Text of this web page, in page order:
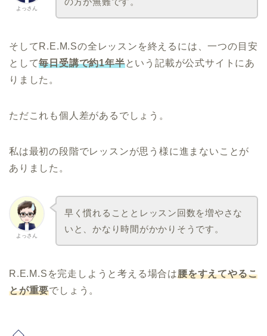
よっさん
そしてR.E.M.Sの全レッスンを終えるには、一つの目安
として毎日受講で約1年半という記載が公式サイトにあ
りました。
ただこれも個人差があるでしょう。
私は最初の段階でレッスンが思う様に進まないことが
ありました。
よっさん
早く慣れることとレッスン回数を増やさな
いと、かなり時間がかかりそうです。
R.E.M.Sを完走しようと考える場合は腰をすえてやるこ
とが重要でしょう。